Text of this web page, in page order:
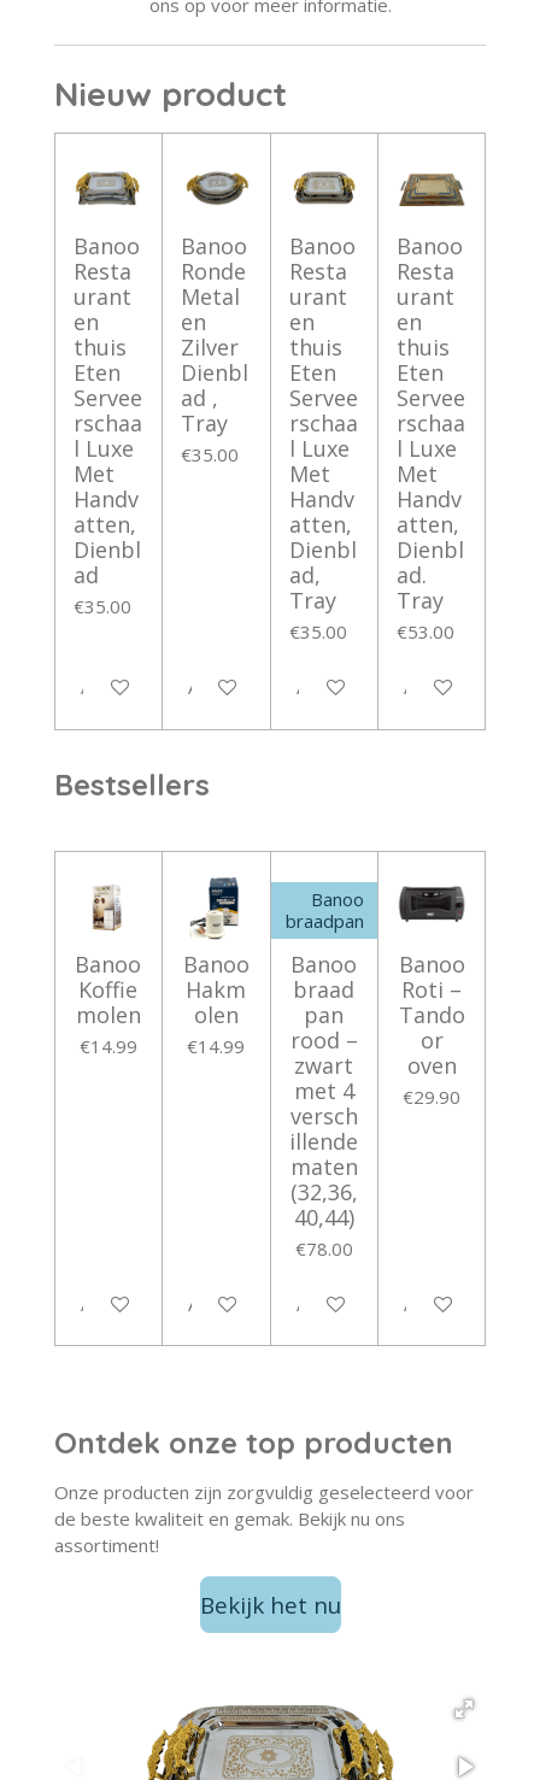
Nieuw product
Banoo
Resta
urant
en
thuis
Eten
Servee
rschaa
l Luxe
Met
Handv
atten,
Dienbl
ad
€35.00
Add to cart
Banoo
Ronde
Metal
en
Zilver
Dienbl
ad ,
Tray
€35.00
Add to cart
Banoo
Resta
urant
en
thuis
Eten
Servee
rschaa
l Luxe
Met
Handv
atten,
Dienbl
ad,
Tray
€35.00
Add to cart
Banoo
Resta
urant
en
thuis
Eten
Servee
rschaa
l Luxe
Met
Handv
atten,
Dienbl
ad.
Tray
€53.00
Add to cart
Bestsellers
Banoo
Koffie
molen
€14.99
Add to cart
Banoo
Hakm
olen
€14.99
Add to cart
Banoo
braadpan
Banoo
braad
pan
rood –
zwart
met 4
versch
illende
maten
(32,36,
40,44)
€78.00
Add to cart
Banoo
Roti –
Tando
or
oven
€29.90
Add to cart
Ontdek onze top producten
Onze producten zijn zorgvuldig geselecteerd voor
de beste kwaliteit en gemak. Bekijk nu ons
assortiment!
Bekijk het nu